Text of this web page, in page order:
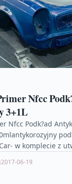
Nfcc
3+1L
Nfcc Podk?ad
w komplecie z
2017-06-19